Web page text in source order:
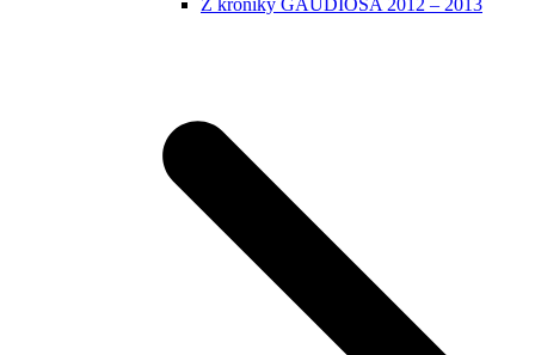
Z kroniky GAUDIOSA 2012 – 2013